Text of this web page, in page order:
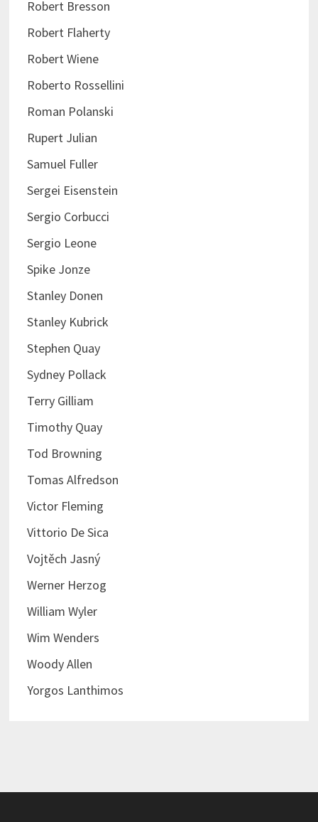
Robert Bresson
Robert Flaherty
Robert Wiene
Roberto Rossellini
Roman Polanski
Rupert Julian
Samuel Fuller
Sergei Eisenstein
Sergio Corbucci
Sergio Leone
Spike Jonze
Stanley Donen
Stanley Kubrick
Stephen Quay
Sydney Pollack
Terry Gilliam
Timothy Quay
Tod Browning
Tomas Alfredson
Victor Fleming
Vittorio De Sica
Vojtěch Jasný
Werner Herzog
William Wyler
Wim Wenders
Woody Allen
Yorgos Lanthimos